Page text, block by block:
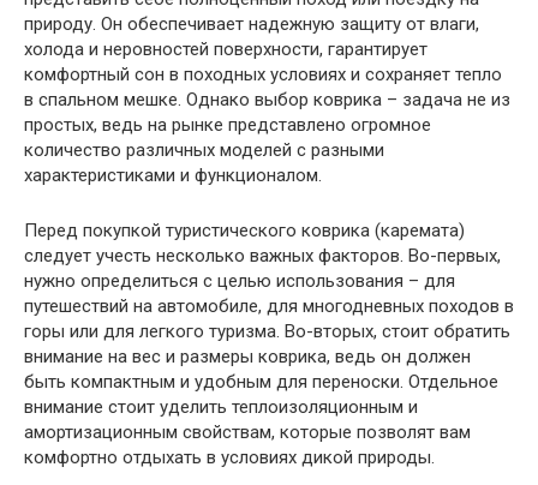
природу. Он обеспечивает надежную защиту от влаги,
холода и неровностей поверхности, гарантирует
комфортный сон в походных условиях и сохраняет тепло
в спальном мешке. Однако выбор коврика – задача не из
простых, ведь на рынке представлено огромное
количество различных моделей с разными
характеристиками и функционалом.
Перед покупкой туристического коврика (каремата)
следует учесть несколько важных факторов. Во-первых,
нужно определиться с целью использования – для
путешествий на автомобиле, для многодневных походов в
горы или для легкого туризма. Во-вторых, стоит обратить
внимание на вес и размеры коврика, ведь он должен
быть компактным и удобным для переноски. Отдельное
внимание стоит уделить теплоизоляционным и
амортизационным свойствам, которые позволят вам
комфортно отдыхать в условиях дикой природы.